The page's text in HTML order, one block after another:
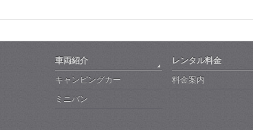
車両紹介
キャンピングカー
ミニバン
レンタル料金
料金案内